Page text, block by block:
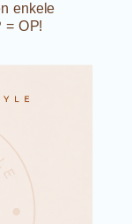
enkele
= OP!